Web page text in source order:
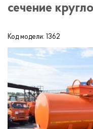
сечение
Код модели: 1362